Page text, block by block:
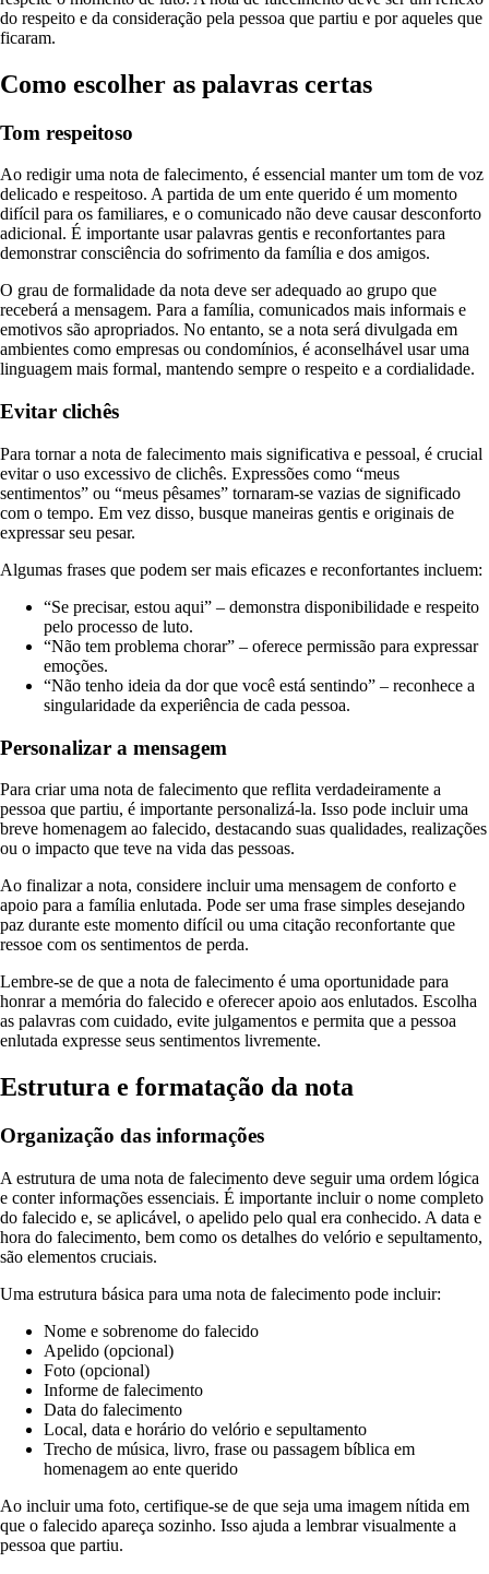
do respeito e da consideração pela pessoa que partiu e por aqueles que
ficaram.
Como escolher as palavras certas
Tom respeitoso
Ao redigir uma nota de falecimento, é essencial manter um tom de voz
delicado e respeitoso. A partida de um ente querido é um momento
difícil para os familiares, e o comunicado não deve causar desconforto
adicional. É importante usar palavras gentis e reconfortantes para
demonstrar consciência do sofrimento da família e dos amigos.
O grau de formalidade da nota deve ser adequado ao grupo que
receberá a mensagem. Para a família, comunicados mais informais e
emotivos são apropriados. No entanto, se a nota será divulgada em
ambientes como empresas ou condomínios, é aconselhável usar uma
linguagem mais formal, mantendo sempre o respeito e a cordialidade.
Evitar clichês
Para tornar a nota de falecimento mais significativa e pessoal, é crucial
evitar o uso excessivo de clichês. Expressões como “meus
sentimentos” ou “meus pêsames” tornaram-se vazias de significado
com o tempo. Em vez disso, busque maneiras gentis e originais de
expressar seu pesar.
Algumas frases que podem ser mais eficazes e reconfortantes incluem:
“Se precisar, estou aqui” – demonstra disponibilidade e respeito
pelo processo de luto.
“Não tem problema chorar” – oferece permissão para expressar
emoções.
“Não tenho ideia da dor que você está sentindo” – reconhece a
singularidade da experiência de cada pessoa.
Personalizar a mensagem
Para criar uma nota de falecimento que reflita verdadeiramente a
pessoa que partiu, é importante personalizá-la. Isso pode incluir uma
breve homenagem ao falecido, destacando suas qualidades, realizações
ou o impacto que teve na vida das pessoas.
Ao finalizar a nota, considere incluir uma mensagem de conforto e
apoio para a família enlutada. Pode ser uma frase simples desejando
paz durante este momento difícil ou uma citação reconfortante que
ressoe com os sentimentos de perda.
Lembre-se de que a nota de falecimento é uma oportunidade para
honrar a memória do falecido e oferecer apoio aos enlutados. Escolha
as palavras com cuidado, evite julgamentos e permita que a pessoa
enlutada expresse seus sentimentos livremente.
Estrutura e formatação da nota
Organização das informações
A estrutura de uma nota de falecimento deve seguir uma ordem lógica
e conter informações essenciais. É importante incluir o nome completo
do falecido e, se aplicável, o apelido pelo qual era conhecido. A data e
hora do falecimento, bem como os detalhes do velório e sepultamento,
são elementos cruciais.
Uma estrutura básica para uma nota de falecimento pode incluir:
Nome e sobrenome do falecido
Apelido (opcional)
Foto (opcional)
Informe de falecimento
Data do falecimento
Local, data e horário do velório e sepultamento
Trecho de música, livro, frase ou passagem bíblica em
homenagem ao ente querido
Ao incluir uma foto, certifique-se de que seja uma imagem nítida em
que o falecido apareça sozinho. Isso ajuda a lembrar visualmente a
pessoa que partiu.